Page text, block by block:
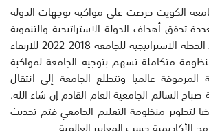
الكويت حرصت على مواكبة توجهات الدولة
تحقق أهداف الدولة الاستراتيجية والتنموية
فقد تم إعداد واعتماد الخطة الاستراتيجية للجامعة 2018-2022 للارتقاء
متكاملة تسهم بتوجيه الجامعة لمواكبة
المرموقة عالميا وتتطلع الجامعة إلى انتقال
السالم الجامعية العام القادم إن شاء الله،
لتطوير منظومة التعليم الجامعي فتم تحديث